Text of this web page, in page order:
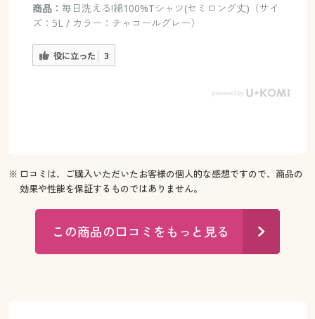
商品： 毎日洗える!綿100%Tシャツ(セミロング丈)（サイ
ズ：5L / カラー：チャコールグレー）
役に立った 3
※ 口コミは、ご購入いただいたお客様の個人的な感想ですので、商品の
効果や性能を保証するものではありません。
この商品の口コミをもっと見る